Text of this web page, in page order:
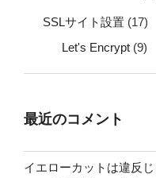
SSLサイト設置 (17)
Let's Encrypt (9)
最近のコメント
イエローカットは違反